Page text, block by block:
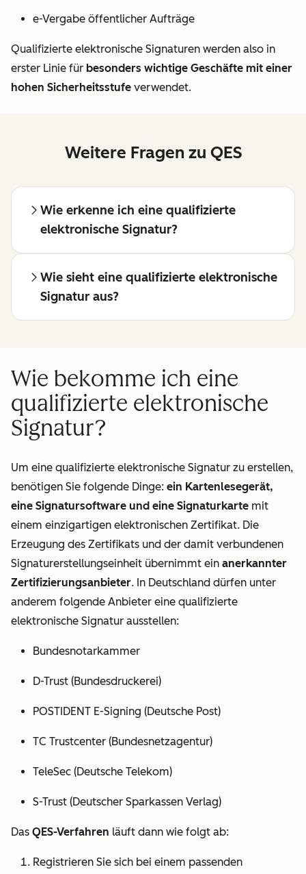
e-Vergabe öffentlicher Aufträge
Qualifizierte elektronische Signaturen werden also in
erster Linie für besonders wichtige Geschäfte mit einer
hohen Sicherheitsstufe verwendet.
Weitere Fragen zu QES
Wie erkenne ich eine qualifizierte
elektronische Signatur?
Wie sieht eine qualifizierte elektronische
Signatur aus?
Wie bekomme ich eine
qualifizierte elektronische
Signatur?
Um eine qualifizierte elektronische Signatur zu erstellen,
benötigen Sie folgende Dinge: ein Kartenlesegerät,
eine Signatursoftware und eine Signaturkarte mit
einem einzigartigen elektronischen Zertifikat. Die
Erzeugung des Zertifikats und der damit verbundenen
Signaturerstellungseinheit übernimmt ein anerkannter
Zertifizierungsanbieter. In Deutschland dürfen unter
anderem folgende Anbieter eine qualifizierte
elektronische Signatur ausstellen:
Bundesnotarkammer
D-Trust (Bundesdruckerei)
POSTIDENT E-Signing (Deutsche Post)
TC Trustcenter (Bundesnetzagentur)
TeleSec (Deutsche Telekom)
S-Trust (Deutscher Sparkassen Verlag)
Das QES-Verfahren läuft dann wie folgt ab:
Registrieren Sie sich bei einem passenden